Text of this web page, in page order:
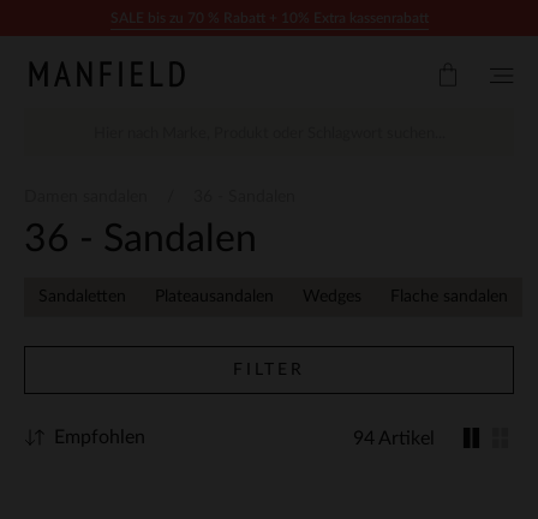
36 - Sandalen
Sandaletten Plateausandalen Wedges Flache sandalen
FILTER
94 Artikel
Empfohlen